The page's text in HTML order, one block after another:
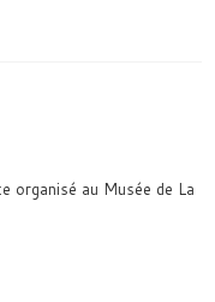
organisé au Musée de La